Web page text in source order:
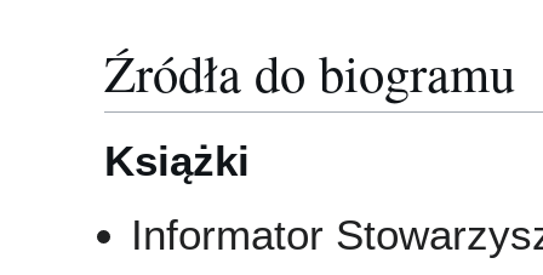
Źródła do biogramu
Książki
Informator